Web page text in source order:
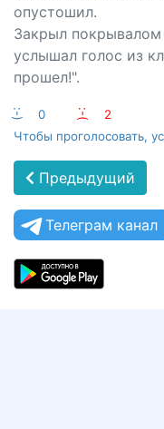
опустошил.
Закрыл
услышал голос из
прошел!".
:-) 0 :-(
2
Чтобы проголосовать,
Предыдущий
Телеграм канал